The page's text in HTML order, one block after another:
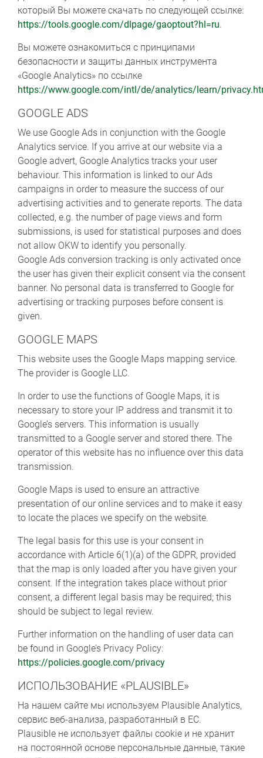
который Вы можете скачать по следующей ссылке:
https://tools.google.com/dlpage/gaoptout?hl=ru.
Вы можете ознакомиться с принципами
безопасности и защиты данных инструмента
«Google Analytics» по ссылке
https://www.google.com/intl/de/analytics/learn/
GOOGLE ADS
We use Google Ads in conjunction with the Google
Analytics service. If you arrive at our website via a
Google advert, Google Analytics tracks your user
behaviour. This information is linked to our Ads
campaigns in order to measure the success of our
advertising activities and to generate reports. The data
collected, e.g. the number of page views and form
submissions, is used for statistical purposes and does
not allow OKW to identify you personally.
Google Ads conversion tracking is only activated once
the user has given their explicit consent via the consent
banner. No personal data is transferred to Google for
advertising or tracking purposes before consent is
given.
GOOGLE MAPS
This website uses the Google Maps mapping service.
The provider is Google LLC.
In order to use the functions of Google Maps, it is
necessary to store your IP address and transmit it to
Google’s servers. This information is usually
transmitted to a Google server and stored there. The
operator of this website has no influence over this data
transmission.
Google Maps is used to ensure an attractive
presentation of our online services and to make it easy
to locate the places we specify on the website.
The legal basis for this use is your consent in
accordance with Article 6(1)(a) of the GDPR, provided
that the map is only loaded after you have given your
consent. If the integration takes place without prior
consent, a different legal basis may be required; this
should be subject to legal review.
Further information on the handling of user data can
be found in Google’s Privacy Policy:
https://policies.google.com/privacy
ИСПОЛЬЗОВАНИЕ «PLAUSIBLE»
На нашем сайте мы используем Plausible Analytics,
сервис веб-анализа, разработанный в ЕС.
Plausible не использует файлы cookie и не хранит
на постоянной основе персональные данные, такие